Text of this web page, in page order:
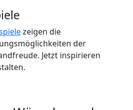
zeigen die
der
Jetzt inspirieren